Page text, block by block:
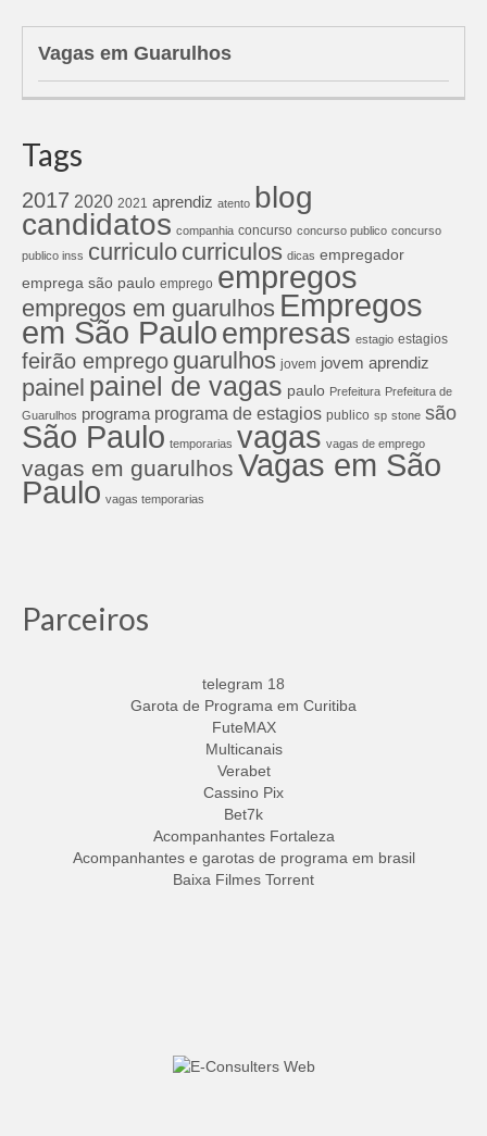
Vagas em Guarulhos
Tags
2017 2020 2021 aprendiz atento blog
candidatos companhia concurso concurso publico concurso
publico inss curriculo curriculos dicas empregador
emprega são paulo emprego empregos
empregos em guarulhos Empregos
em São Pauloempresas estagio estagios
feirão emprego guarulhos jovem jovem aprendiz
painel painel de vagas paulo Prefeitura Prefeitura de
Guarulhos programa programa de estagios publico sp stone são
São Paulo temporarias vagas vagas de emprego
vagas em guarulhos Vagas em São
Paulo vagas temporarias
Parceiros
telegram 18
Garota de Programa em Curitiba
FuteMAX
Multicanais
Verabet
Cassino Pix
Bet7k
Acompanhantes Fortaleza
Acompanhantes e garotas de programa em brasil
Baixa Filmes Torrent